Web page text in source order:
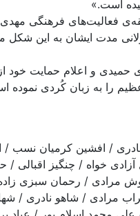
است.»
فعاليت‌های فرهنگی مهدی
مدت ايشان به اين شكل
حميدی و اعلام حمايت
را به زبان كُردی نموده
/ افشين كرميان نسب /
آزادی خواه / چنگیز
مرادی / رحمان سبزی
مرادی / شاهو نادری /